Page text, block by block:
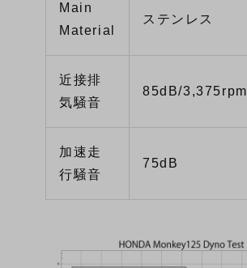
Main
Material
ステンレス
近接排
気騒音
85dB/3,375rpm
加速走
行騒音
75dB